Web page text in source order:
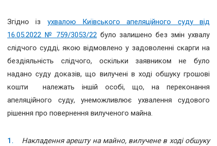
Згідно із ухвалою Київського апеляційного суду від
16.05.2022 № 759/3053/22було залишено без змін ухвалу
слідчого судді, якою відмовлено у задоволенні скарги на
бездіяльність слідчого, оскільки заявником не було
надано суду доказів, що вилучені в ході обшуку грошові
кошти належать іншій особі, що, на переконання
апеляційного суду, унеможливлює ухвалення судового
рішення про повернення вилученого майна.
Накладення арешту на майно, вилучене в ході обшуку